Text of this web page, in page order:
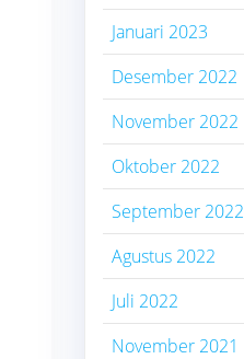
Januari 2023
Desember 2022
November 2022
Oktober 2022
September 2022
Agustus 2022
Juli 2022
November 2021